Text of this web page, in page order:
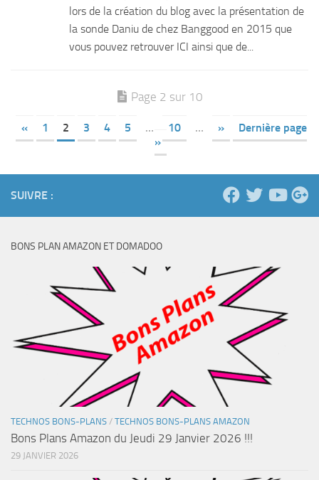
lors de la création du blog avec la présentation de
la sonde Daniu de chez Banggood en 2015 que
vous pouvez retrouver ICI ainsi que de...
Page 2 sur 10
« 1 2 3 4 5 … 10 … »
Dernière page
»
SUIVRE :
BONS PLAN AMAZON ET DOMADOO
TECHNOS BONS-PLANS / TECHNOS BONS-PLANS AMAZON
Bons Plans Amazon du Jeudi 29 Janvier 2026 !!!
29 JANVIER 2026